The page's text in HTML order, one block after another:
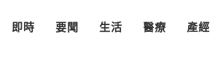
即時 要聞 生活 醫療 產經